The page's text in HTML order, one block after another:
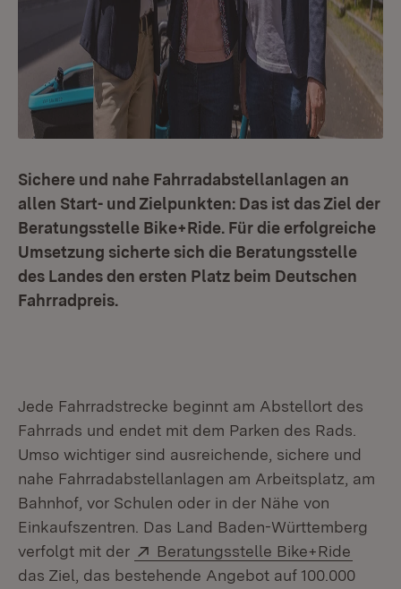
Sichere und nahe Fahrradabstellanlagen an
allen Start- und Zielpunkten: Das ist das Ziel der
Beratungsstelle Bike+Ride. Für die erfolgreiche
Umsetzung sicherte sich die Beratungsstelle
des Landes den ersten Platz beim Deutschen
Fahrradpreis.
Jede Fahrradstrecke beginnt am Abstellort des
Fahrrads und endet mit dem Parken des Rads.
Umso wichtiger sind ausreichende, sichere und
nahe Fahrradabstellanlagen am Arbeitsplatz, am
Bahnhof, vor Schulen oder in der Nähe von
Einkaufszentren. Das Land Baden-Württemberg
verfolgt mit der
Extern:
Beratungsstelle Bike+Ride
das Ziel, das bestehende Angebot auf 100.000